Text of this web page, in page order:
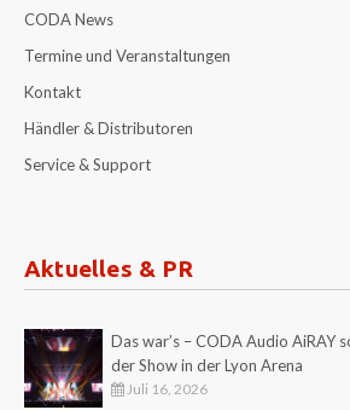
CODA News
Termine und Veranstaltungen
Kontakt
Händler & Distributoren
Service & Support
Aktuelles & PR
Das war’s – CODA Audio AiRAY
der Show in der Lyon Arena
Juli 16, 2026